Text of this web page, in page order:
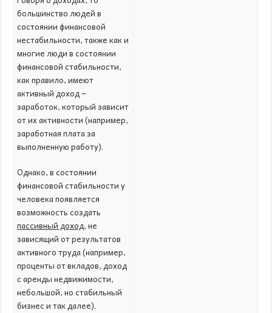
большинство людей в
состоянии финансовой
нестабильности, также как и
многие люди в состоянии
финансовой стабильности,
как правило, имеют
активный доход –
заработок, который зависит
от их активности (например,
заработная плата за
выполненную работу).
Однако, в состоянии
финансовой стабильности у
человека появляется
возможность создать
пассивный доход, не
зависящий от результатов
активного труда (например,
проценты от вкладов, доход
с аренды недвижимости,
небольшой, но стабильный
бизнес и так далее).